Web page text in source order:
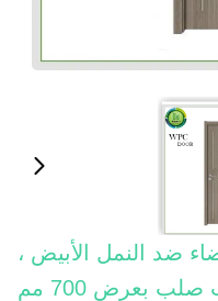
ضد النمل الأبيض ،
بعرض 700 مم